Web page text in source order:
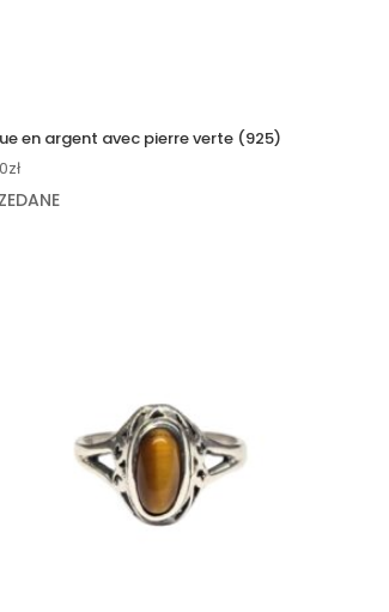
en argent avec pierre verte (925)
zł